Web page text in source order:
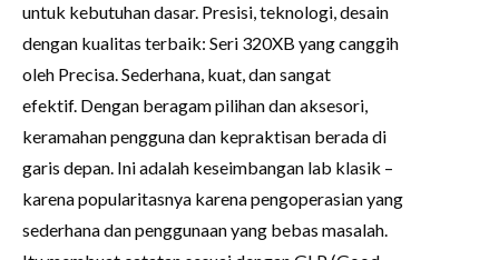
untuk kebutuhan dasar. Presisi, teknologi, desain
dengan kualitas terbaik: Seri 320XB yang canggih
oleh Precisa. Sederhana, kuat, dan sangat
efektif. Dengan beragam pilihan dan aksesori,
keramahan pengguna dan kepraktisan berada di
garis depan. Ini adalah keseimbangan lab klasik –
karena popularitasnya karena pengoperasian yang
sederhana dan penggunaan yang bebas masalah.